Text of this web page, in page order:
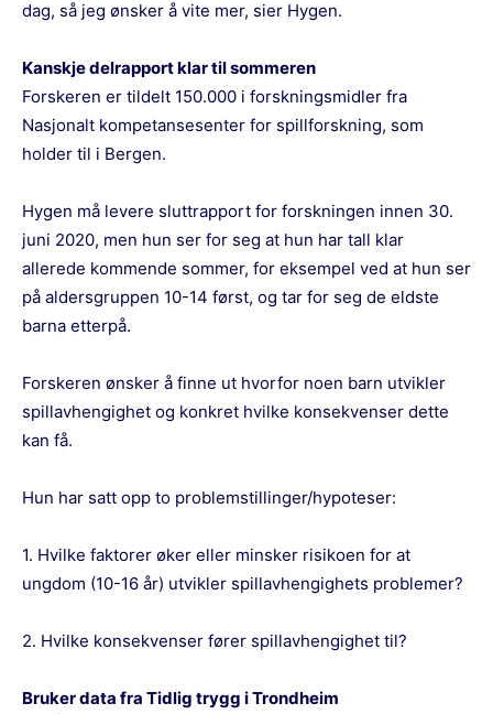
dag, så jeg ønsker å vite mer, sier Hygen.
Kanskje delrapport klar til sommeren
Forskeren er tildelt 150.000 i forskningsmidler fra
Nasjonalt kompetansesenter for spillforskning, som
holder til i Bergen.
Hygen må levere sluttrapport for forskningen innen 30.
juni 2020, men hun ser for seg at hun har tall klar
allerede kommende sommer, for eksempel ved at hun ser
på aldersgruppen 10-14 først, og tar for seg de eldste
barna etterpå.
Forskeren ønsker å finne ut hvorfor noen barn utvikler
spillavhengighet og konkret hvilke konsekvenser dette
kan få.
Hun har satt opp to problemstillinger/hypoteser:
1. Hvilke faktorer øker eller minsker risikoen for at
ungdom (10-16 år) utvikler spillavhengighets problemer?
2. Hvilke konsekvenser fører spillavhengighet til?
Bruker data fra Tidlig trygg i Trondheim